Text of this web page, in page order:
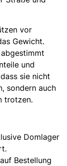
vor
Gewicht.
und
sie nicht
sondern auch
trotzen.
Domlager
Bestellung